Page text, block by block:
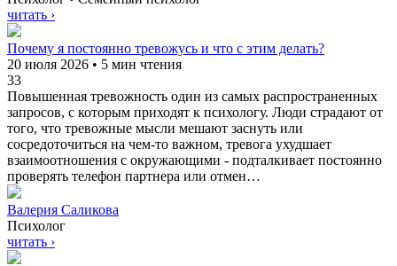
читать ›
Почему я постоянно тревожусь и что с этим делать?
20 июля 2026 • 5 мин чтения
33
Повышенная тревожность один из самых распространенных
запросов, с которым приходят к психологу. Люди страдают от
того, что тревожные мысли мешают заснуть или
сосредоточиться на чем-то важном, тревога ухудшает
взаимоотношения с окружающими - подталкивает постоянно
проверять телефон партнера или отмен…
Валерия Саликова
Психолог
читать ›